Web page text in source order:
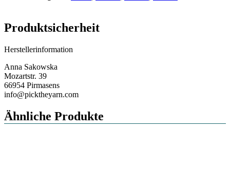
Produktsicherheit
Herstellerinformation
Anna Sakowska
Mozartstr. 39
66954 Pirmasens
info@picktheyarn.com
Ähnliche Produkte